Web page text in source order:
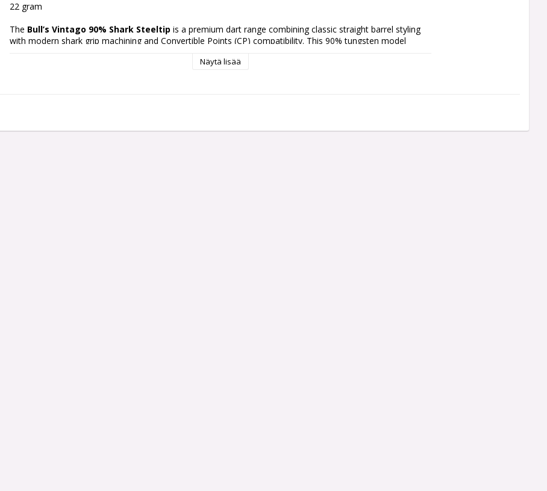
22 gram
The Bull’s Vintago 90% Shark Steeltip is a premium dart range combining classic straight barrel styling
with modern shark grip machining and Convertible Points (CP) compatibility. This 90% tungsten model
Grip: Dual shark grip with rear incisions
Näytä lisää